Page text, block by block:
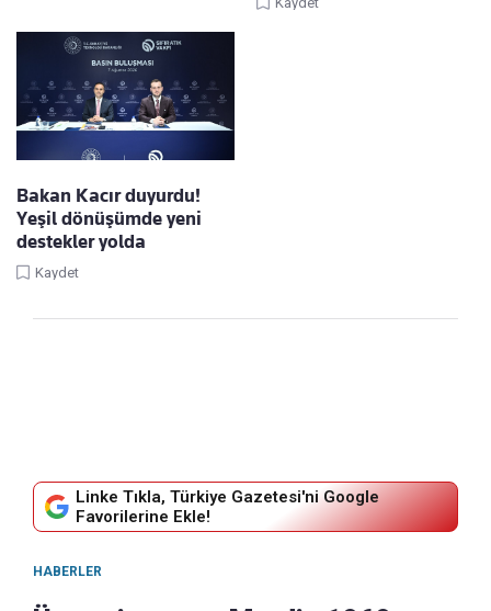
Bakan Kacır duyurdu!
Yeşil dönüşümde yeni
destekler yolda
Kaydet
Linke Tıkla, Türkiye Gazetesi'ni Google
Favorilerine Ekle!
HABERLER